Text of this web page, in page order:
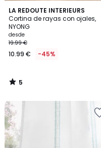
LA REDOUTE INTERIEURS
Cortina de rayas con ojales,
NYONG
desde
19.99 €
10.99 € -45%
5
/
5
5
/